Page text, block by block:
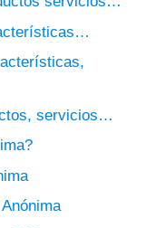
servicios…